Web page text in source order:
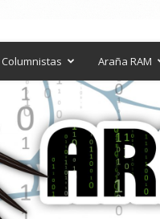
Columnistas Araña RAM